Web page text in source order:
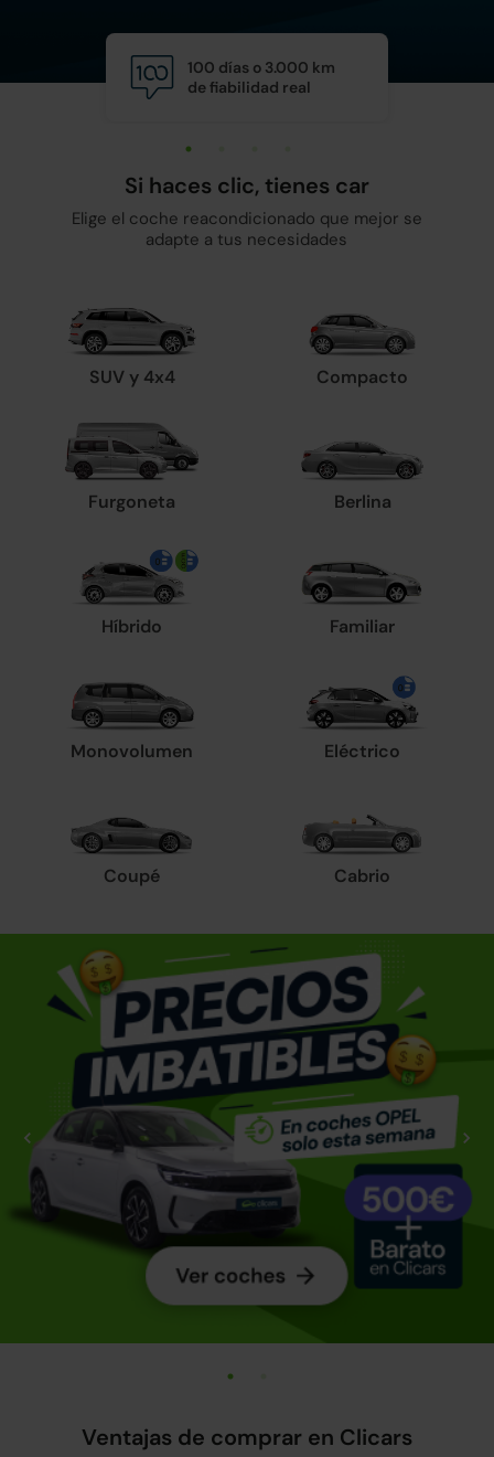
100 días o 3.000 km
de fiabilidad real
y
Si haces clic, tienes car
Elige el coche reacondicionado que mejor se
adapte a tus necesidades
SUV y 4x4 Compacto
Furgoneta Berlina
Híbrido Familiar
Monovolumen Eléctrico
Coupé Cabrio
Ventajas de comprar en Clicars